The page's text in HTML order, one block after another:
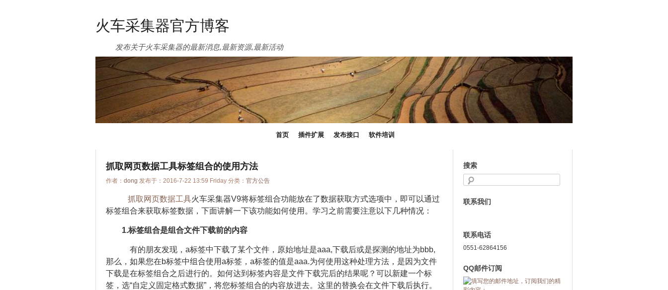
火车采集器官方博客
发布关于火车采集器的最新消息,最新资源,最新活动
首页 插件扩展 发布接口 软件培训
抓取网页数据工具标签组合的使用方法
作者： dong 发布于：2016-7-22 13:59 Friday 分类： 官方公告
抓取网页数据工具火车采集器V9将标签组合功能放在了数据获取方式选项中，即可以通过
标签组合来获取标签数据，下面讲解一下该功能如何使用。学习之前需要注意以下几种情况：
1.标签组合是组合文件下载前的内容
有的朋友发现，a标签中下载了某个文件，原始地址是aaa,下载后或是探测的地址为bbb,
那么，如果您在b标签中组合使用a标签，a标签的值是aaa.为何使用这种处理方法，是因为文件
下载是在标签组合之后进行的。如何达到标签内容是文件下载完后的结果呢？可以新建一个标
签，选“自定义固定格式数据”，将您标签组合的内容放进去。这里的替换会在文件下载后执行。
搜索
联系我们
联系电话
0551-62864156
QQ邮件订阅